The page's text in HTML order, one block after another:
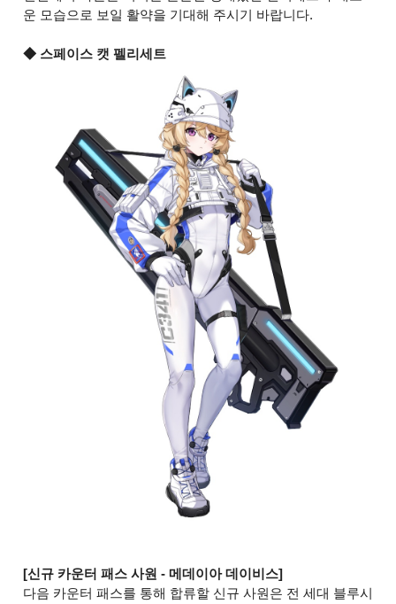
운 모습으로 보일 활약을 기대해 주시기 바랍니다.
◆ 스페이스 캣 펠리세트
[신규 카운터 패스 사원 - 메데이아 데이비스]
다음 카운터 패스를 통해 합류할 신규 사원은 전 세대 블루시